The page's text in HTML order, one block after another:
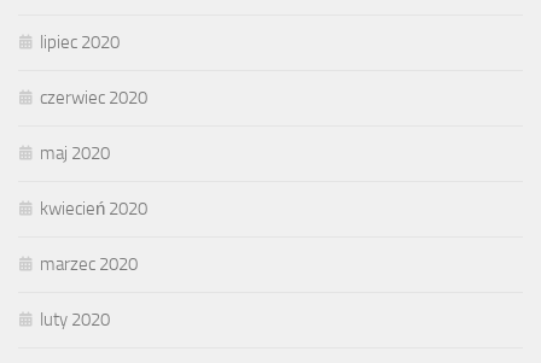
lipiec 2020
czerwiec 2020
maj 2020
kwiecień 2020
marzec 2020
luty 2020